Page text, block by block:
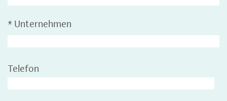
* Unternehmen
Telefon